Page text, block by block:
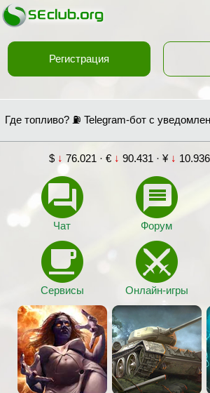
Регистрация
Где топливо? ⛽ Telegram-бот с
$ ↓ 76.021 · € ↓ 90.431 · ¥ ↓
Чат Форум
Сервисы Онлайн-игры